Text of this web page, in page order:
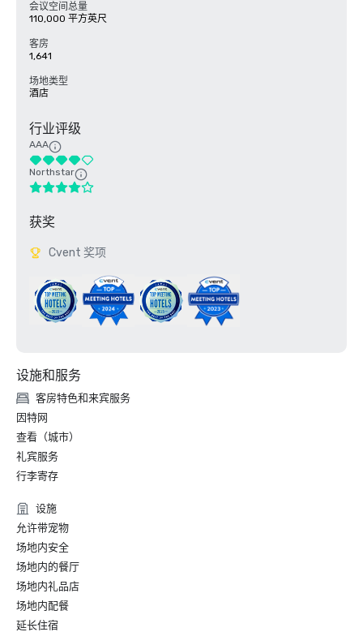
会议空间总量
110,000 平方英尺
客房
1,641
场地类型
酒店
行业评级
AAA
Northstar
获奖
Cvent 奖项
设施和服务
客房特色和来宾服务
因特网
查看（城市）
礼宾服务
行李寄存
设施
允许带宠物
场地内安全
场地内的餐厅
场地内礼品店
场地内配餐
延长住宿